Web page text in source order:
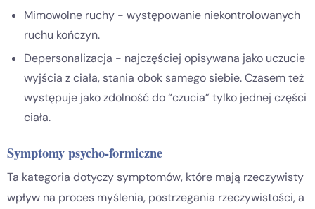
Mimowolne ruchy - występowanie niekontrolowanych
ruchu kończyn.
Depersonalizacja - najczęściej opisywana jako uczucie
wyjścia z ciała, stania obok samego siebie. Czasem też
występuje jako zdolność do “czucia” tylko jednej części
ciała.
Symptomy psycho-formiczne
Ta kategoria dotyczy symptomów, które mają rzeczywisty
wpływ na proces myślenia, postrzegania rzeczywistości, a